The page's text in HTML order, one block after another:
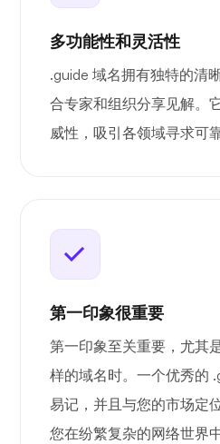
多功能性和灵活性
.guide 域名拥有独特的清
合专家和组织分享见解。
威性，吸引各领域寻求可
第一印象很重要
第一印象至关重要，尤其
样的域名时。一个优秀的
易记，并且与您的市场定
您在纷繁复杂的网络世界